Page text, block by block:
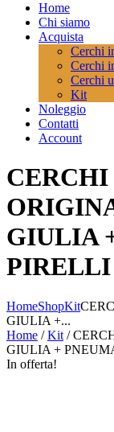
Home
Chi siamo
Acquista
Cerchi
Cerchi
Cerchi
Kit
Noleggio
Contatti
Account
GIULIA
HomeShopKit
GIULIA +...
Home /Kit /
GIULIA +
In offerta!